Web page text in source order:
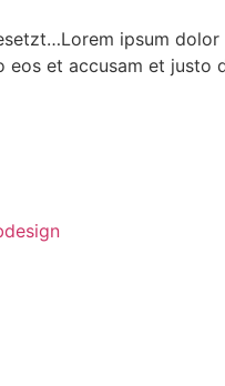
ipsum
et accusam et